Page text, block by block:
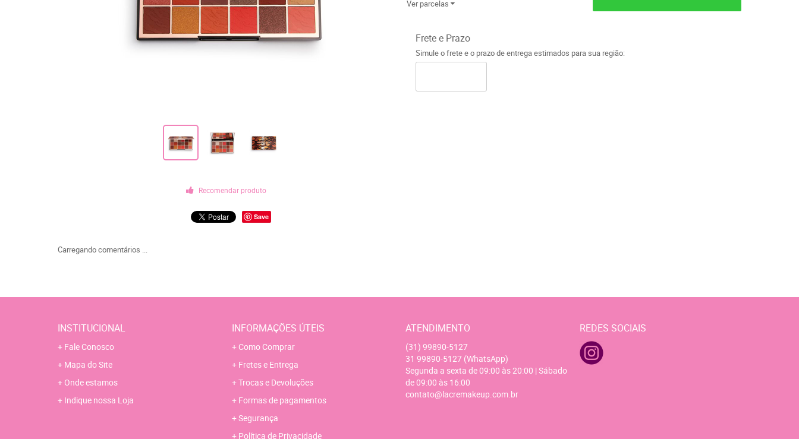
Recomendar produto
Save
Ver parcelas
Frete e Prazo
Simule o frete e o prazo de entrega estimados para sua região:
Carregando comentários ...
INSTITUCIONAL
Fale Conosco
Mapa do Site
Onde estamos
Indique nossa Loja
INFORMAÇÕES ÚTEIS
Como Comprar
Fretes e Entrega
Trocas e Devoluções
Formas de pagamentos
Segurança
Política de Privacidade
ATENDIMENTO
(31) 99890-5127
31 99890-5127 (WhatsApp)
Segunda a sexta de 09:00 às 20:00 | Sábado
de 09:00 às 16:00
contato@lacremakeup.com.br
REDES SOCIAIS